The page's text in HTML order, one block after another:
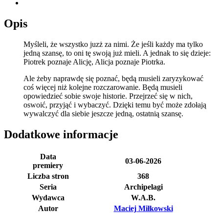
Opis
Myśleli, że wszystko juzż za nimi. Że jeśli każdy ma tylko
jedną szansę, to oni tę swoją już mieli. A jednak to się dzieje:
Piotrek poznaje Alicję, Alicja poznaje Piotrka.
Ale żeby naprawdę się poznać, będą musieli zaryzykować
coś więcej niż kolejne rozczarowanie. Będą musieli
opowiedzieć sobie swoje historie. Przejrzeć się w nich,
oswoić, przyjąć i wybaczyć. Dzięki temu być może zdołają
wywalczyć dla siebie jeszcze jedną, ostatnią szansę.
Dodatkowe informacje
Data
premiery
03-06-2026
Liczba stron
368
Seria
Archipelagi
Wydawca
W.A.B.
Autor
Maciej Miłkowski